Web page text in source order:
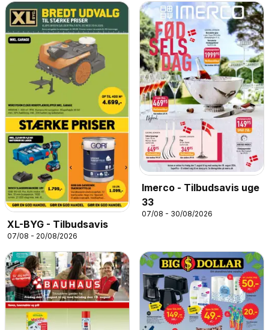
XL-BYG - Tilbudsavis
07/08 - 20/08/2026
Imerco - Tilbudsavis uge
33
07/08 - 30/08/2026